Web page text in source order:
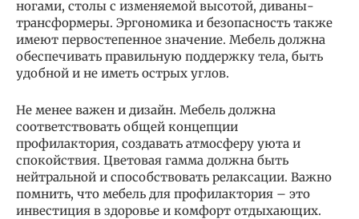
ногами, столы с изменяемой высотой, диваны-
трансформеры. Эргономика и безопасность также
имеют первостепенное значение. Мебель должна
обеспечивать правильную поддержку тела, быть
удобной и не иметь острых углов.
Не менее важен и дизайн. Мебель должна
соответствовать общей концепции
профилактория, создавать атмосферу уюта и
спокойствия. Цветовая гамма должна быть
нейтральной и способствовать релаксации. Важно
помнить, что мебель для профилактория – это
инвестиция в здоровье и комфорт отдыхающих.